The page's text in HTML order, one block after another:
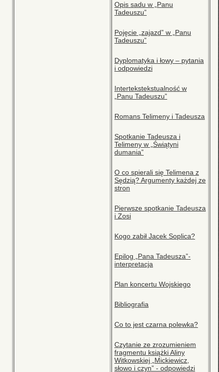
Opis sadu w „Panu
Tadeuszu”
Pojęcie „zajazd” w „Panu
Tadeuszu”
Dyplomatyka i łowy – pytania
i odpowiedzi
Intertekstekstualność w
„Panu Tadeuszu”
Romans Telimeny i Tadeusza
Spotkanie Tadeusza i
Telimeny w „Świątyni
dumania”
O co spierali się Telimena z
Sędzią? Argumenty każdej ze
stron
Pierwsze spotkanie Tadeusza
i Zosi
Kogo zabił Jacek Soplica?
Epilog „Pana Tadeusza”-
interpretacja
Plan koncertu Wojskiego
Bibliografia
Co to jest czarna polewka?
Czytanie ze zrozumieniem
fragmentu książki Aliny
Witkowskiej „Mickiewicz,
słowo i czyn” - odpowiedzi